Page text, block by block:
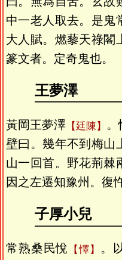
中一老人取去。是鬼
大人賦。燃藜天祿閣
篆文者。定奇鬼也。
王夢澤
黃岡王夢澤 廷陳
。
壁曰。幾年不到梅山
山一回首。野花荊棘
因之左遷知豫州。復
子厚小兒
常熟桑民悅 懌
。